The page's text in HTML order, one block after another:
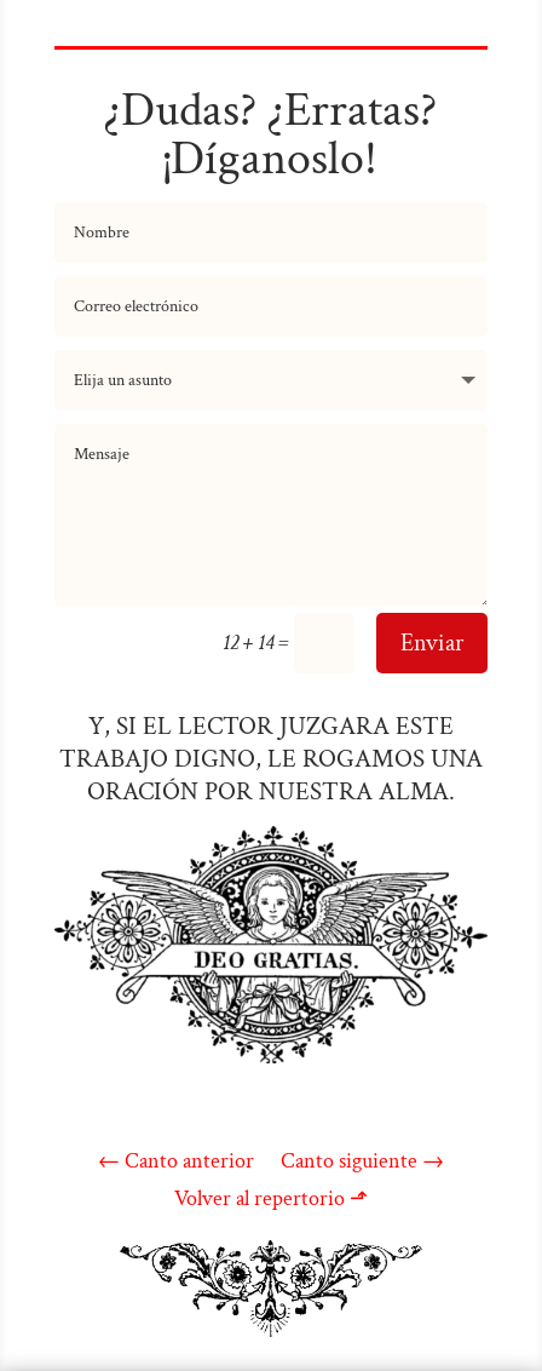
¿Dudas? ¿Erratas?
¡Díganoslo!
12 + 14= Enviar
Y, SI EL LECTOR JUZGARA ESTE
TRABAJO DIGNO, LE ROGAMOS UNA
ORACIÓN POR NUESTRA ALMA.
← Canto anterior Canto siguiente →
Volver al repertorio ⬏